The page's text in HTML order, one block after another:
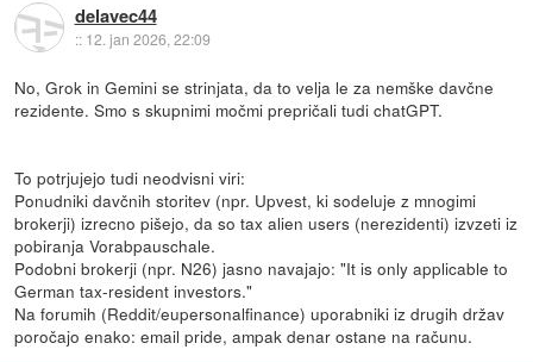
delavec44
:: 12. jan 2026, 22:09
No, Grok in Gemini se strinjata, da to velja le za nemške davčne
rezidente. Smo s skupnimi močmi prepričali tudi chatGPT.
To potrjujejo tudi neodvisni viri:
Ponudniki davčnih storitev (npr. Upvest, ki sodeluje z mnogimi
brokerji) izrecno pišejo, da so tax alien users (nerezidenti) izvzeti iz
pobiranja Vorabpauschale.
Podobni brokerji (npr. N26) jasno navajajo: "It is only applicable to
German tax-resident investors."
Na forumih (Reddit/eupersonalfinance) uporabniki iz drugih držav
poročajo enako: email pride, ampak denar ostane na računu.